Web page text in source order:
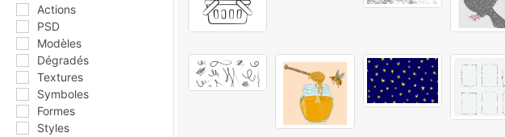
Actions
PSD
Modèles
Dégradés
Textures
Symboles
Formes
Styles